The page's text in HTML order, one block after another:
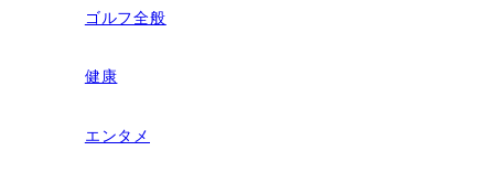
ゴルフ全般
健康
エンタメ